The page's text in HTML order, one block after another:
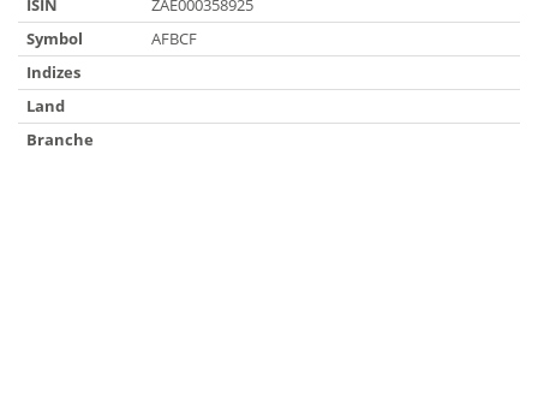
ISIN
ZAE000358925
Symbol
AFBCF
Indizes
Land
Branche